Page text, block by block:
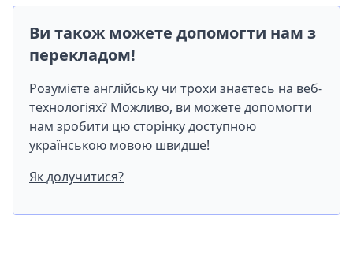
Ви також можете допомогти нам з
перекладом!
Розумієте англійську чи трохи знаєтесь на веб-
технологіях? Можливо, ви можете допомогти
нам зробити цю сторінку доступною
українською мовою швидше!
Як долучитися?